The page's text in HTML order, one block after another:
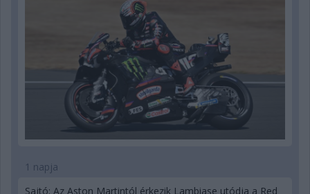
1 napja
Sajtó: Az Aston Martintól érkezik Lambiase utódja a Red